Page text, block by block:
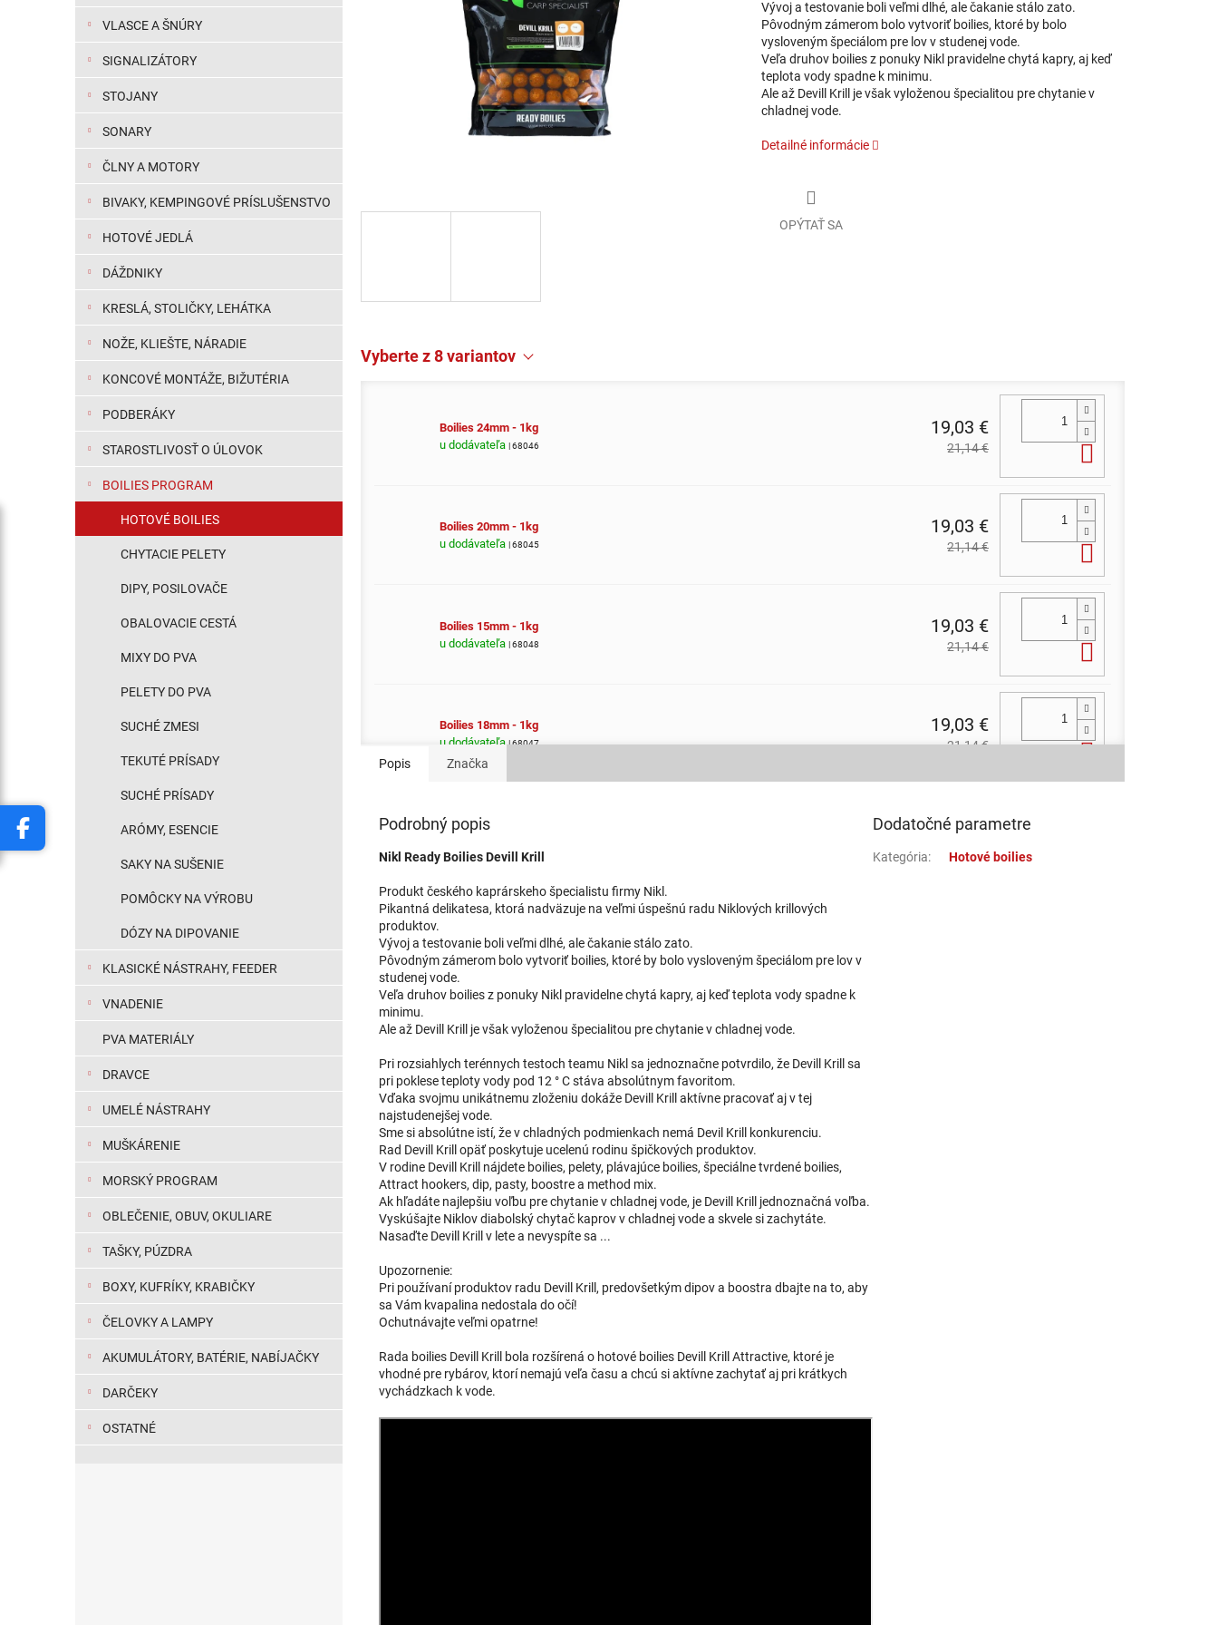
VLASCE A ŠNÚRY
SIGNALIZÁTORY
STOJANY
SONARY
ČLNY A MOTORY
BIVAKY, KEMPINGOVÉ PRÍSLUŠENSTVO
HOTOVÉ JEDLÁ
DÁŽDNIKY
KRESLÁ, STOLIČKY, LEHÁTKA
NOŽE, KLIEŠTE, NÁRADIE
KONCOVÉ MONTÁŽE, BIŽUTÉRIA
PODBERÁKY
STAROSTLIVOSŤ O ÚLOVOK
BOILIES PROGRAM
HOTOVÉ BOILIES
CHYTACIE PELETY
DIPY, POSILOVAČE
OBALOVACIE CESTÁ
MIXY DO PVA
PELETY DO PVA
SUCHÉ ZMESI
TEKUTÉ PRÍSADY
SUCHÉ PRÍSADY
ARÓMY, ESENCIE
SAKY NA SUŠENIE
POMÔCKY NA VÝROBU
DÓZY NA DIPOVANIE
KLASICKÉ NÁSTRAHY, FEEDER
VNADENIE
PVA MATERIÁLY
DRAVCE
UMELÉ NÁSTRAHY
MUŠKÁRENIE
MORSKÝ PROGRAM
OBLEČENIE, OBUV, OKULIARE
TAŠKY, PÚZDRA
BOXY, KUFRÍKY, KRABIČKY
ČELOVKY A LAMPY
AKUMULÁTORY, BATÉRIE, NABÍJAČKY
DARČEKY
OSTATNÉ
Vývoj a testovanie boli veľmi dlhé, ale čakanie stálo zato.
Pôvodným zámerom bolo vytvoriť boilies, ktoré by bolo
vysloveným špeciálom pre lov v studenej vode.
Veľa druhov boilies z ponuky Nikl pravidelne chytá kapry, aj keď
teplota vody spadne k minimu.
Ale až Devill Krill je však vyloženou špecialitou pre chytanie v
chladnej vode.
Detailné informácie
OPÝTAŤ SA
Vyberte z 8 variantov
Boilies 24mm - 1kg
u dodávateľa | 68046
19,03 €
21,14 €
Boilies 20mm - 1kg
u dodávateľa | 68045
19,03 €
21,14 €
Boilies 15mm - 1kg
u dodávateľa | 68048
19,03 €
21,14 €
Boilies 18mm - 1kg
u dodávateľa| 68047
19,03 €
21,14 € Do košíka
Boilies 30mm - 1kg
19,03 €
u dodávateľa| 68049
Boilies 24mm - 3kg
u dodávateľa
Boilies 20mm - 3kg
u dodávateľa| 68052
Popis Značka
Podrobný popis
Nikl Ready Boilies Devill Krill
Produkt českého kaprárskeho špecialistu firmy Nikl.
Pikantná delikatesa, ktorá nadväzuje na veľmi úspešnú radu Niklových krillových
produktov.
Vývoj a testovanie boli veľmi dlhé, ale čakanie stálo zato.
Pôvodným zámerom bolo vytvoriť boilies, ktoré by bolo vysloveným špeciálom pre lov v
studenej vode.
Veľa druhov boilies z ponuky Nikl pravidelne chytá kapry, aj keď teplota vody spadne k
minimu.
Ale až Devill Krill je však vyloženou špecialitou pre chytanie v chladnej vode.
Pri rozsiahlych terénnych testoch teamu Nikl sa jednoznačne potvrdilo, že Devill Krill sa
pri poklese teploty vody pod 12 ° C stáva absolútnym favoritom.
Vďaka svojmu unikátnemu zloženiu dokáže Devill Krill aktívne pracovať aj v tej
najstudenejšej vode.
Sme si absolútne istí, že v chladných podmienkach nemá Devil Krill konkurenciu.
Rad Devill Krill opäť poskytuje ucelenú rodinu špičkových produktov.
V rodine Devill Krill nájdete boilies, pelety, plávajúce boilies, špeciálne tvrdené boilies,
Attract hookers, dip, pasty, boostre a method mix.
Ak hľadáte najlepšiu voľbu pre chytanie v chladnej vode, je Devill Krill jednoznačná voľba.
Vyskúšajte Niklov diabolský chytač kaprov v chladnej vode a skvele si zachytáte.
Nasaďte Devill Krill v lete a nevyspíte sa ...
Upozornenie:
Pri používaní produktov radu Devill Krill, predovšetkým dipov a boostra dbajte na to, aby
sa Vám kvapalina nedostala do očí!
Ochutnávajte veľmi opatrne!
Rada boilies Devill Krill bola rozšírená o hotové boilies Devill Krill Attractive, ktoré je
vhodné pre rybárov, ktorí nemajú veľa času a chcú si aktívne zachytať aj pri krátkych
vychádzkach k vode.
Dodatočné parametre
Kategória: Hotové boilies